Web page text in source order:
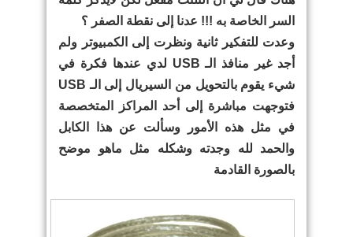
السر الخاصة به !!! عدنا إلى نقطة الصفر ؟
وعدت للتفكير ثانية ونظرت إلى الكمبيوتر ولم
أجد غير منافذ الـ USB لدي عندها فكرة في
شيء يقوم بالتحويل من السيريال إلى الـ USB
فتوجهت مباشرة إلى أحد المراكز المتخصصة
في مثل هذه الأمور وسألت عن هذا الكابل
والحمد لله وجدته وشكله مثل ماهو موضح
بالصورة القادمة